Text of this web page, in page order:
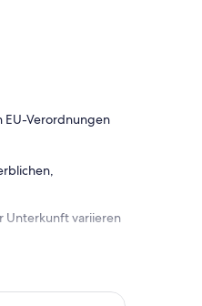
EU-Verordnungen
Unterkunft variieren